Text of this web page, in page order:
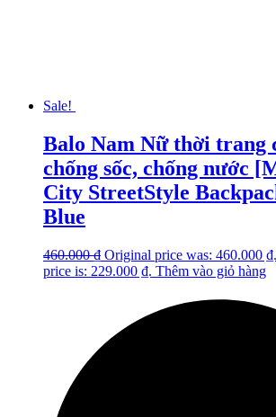
Sale!
Balo Nam Nữ thời trang
chống sốc, chống nước
City StreetStyle
Blue
460.000₫ Original price was: 460.000 ₫.
price is: 229.000 ₫. Thêm vào giỏ hàng